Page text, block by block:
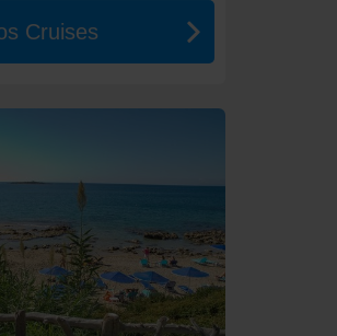
Cruises